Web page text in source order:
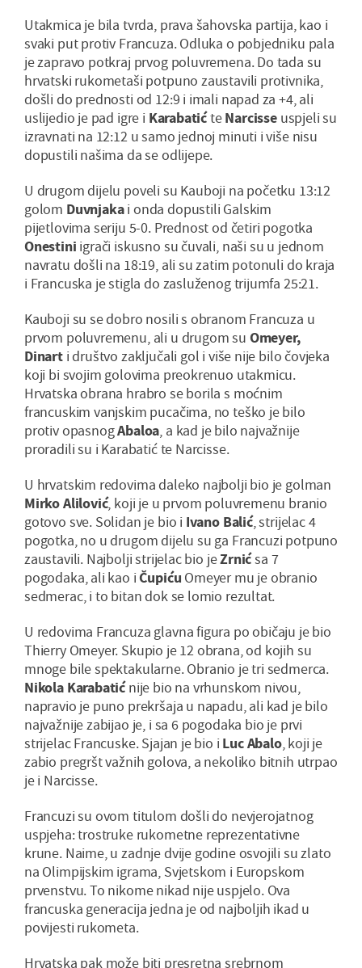
Utakmica je bila tvrda, prava šahovska partija, kao i
svaki put protiv Francuza. Odluka o pobjedniku pala
je zapravo potkraj prvog poluvremena. Do tada su
hrvatski rukometaši potpuno zaustavili protivnika,
došli do prednosti od 12:9 i imali napad za +4, ali
uslijedio je pad igre i KarabatićteNarcisseuspjeli su
izravnati na 12:12 u samo jednoj minuti i više nisu
dopustili našima da se odlijepe.
U drugom dijelu poveli su Kauboji na početku 13:12
golom Duvnjakai onda dopustili Galskim
pijetlovima seriju 5-0. Prednost od četiri pogotka
Onestini igrači iskusno su čuvali, naši su u jednom
navratu došli na 18:19, ali su zatim potonuli do kraja
i Francuska je stigla do zasluženog trijumfa 25:21.
Kauboji su se dobro nosili s obranom Francuza u
prvom poluvremenu, ali u drugom su Omeyer,
Dinarti društvo zaključali gol i više nije bilo čovjeka
koji bi svojim golovima preokrenuo utakmicu.
Hrvatska obrana hrabro se borila s moćnim
francuskim vanjskim pucačima, no teško je bilo
protiv opasnogAbaloa, a kad je bilo najvažnije
proradili su i Karabatić te Narcisse.
U hrvatskim redovima daleko najbolji bio je golman
Mirko Alilović, koji je u prvom poluvremenu branio
gotovo sve. Solidan je bio i Ivano Balić, strijelac 4
pogotka, no u drugom dijelu su ga Francuzi potpuno
zaustavili. Najbolji strijelac bio jeZrnićsa 7
pogodaka, ali kao iČupiću Omeyer mu je obranio
sedmerac, i to bitan dok se lomio rezultat.
U redovima Francuza glavna figura po običaju je bio
Thierry Omeyer. Skupio je 12 obrana, od kojih su
mnoge bile spektakularne. Obranio je tri sedmerca.
Nikola Karabatićnije bio na vrhunskom nivou,
napravio je puno prekršaja u napadu, ali kad je bilo
najvažnije zabijao je, i sa 6 pogodaka bio je prvi
strijelac Francuske. Sjajan je bio i Luc Abalo, koji je
zabio pregršt važnih golova, a nekoliko bitnih utrpao
je i Narcisse.
Francuzi su ovom titulom došli do nevjerojatnog
uspjeha: trostruke rukometne reprezentativne
krune. Naime, u zadnje dvije godine osvojili su zlato
na Olimpijskim igrama, Svjetskom i Europskom
prvenstvu. To nikome nikad nije uspjelo. Ova
francuska generacija jedna je od najboljih ikad u
povijesti rukometa.
Hrvatska pak može biti presretna srebrnom